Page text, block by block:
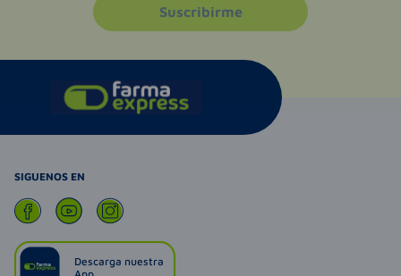
Suscribirme
SIGUENOS EN
Descarga nuestra